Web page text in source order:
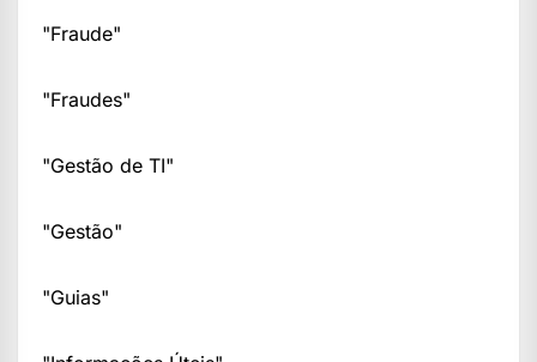
"Fraude"
"Fraudes"
"Gestão de TI"
"Gestão"
"Guias"